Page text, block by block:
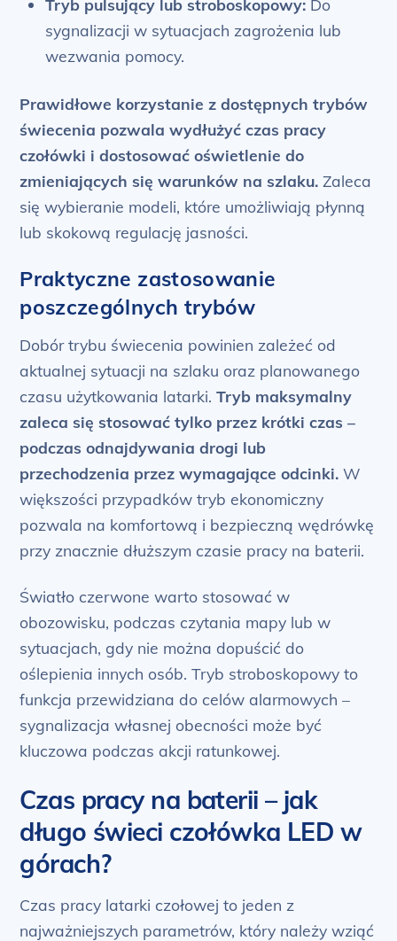
Tryb pulsujący lub stroboskopowy:Do
sygnalizacji w sytuacjach zagrożenia lub
wezwania pomocy.
Prawidłowe korzystanie z dostępnych trybów
świecenia pozwala wydłużyć czas pracy
czołówki i dostosować oświetlenie do
zmieniających się warunków na szlaku. Zaleca
się wybieranie modeli, które umożliwiają płynną
lub skokową regulację jasności.
Praktyczne zastosowanie
poszczególnych trybów
Dobór trybu świecenia powinien zależeć od
aktualnej sytuacji na szlaku oraz planowanego
czasu użytkowania latarki.Tryb maksymalny
zaleca się stosować tylko przez krótki czas –
podczas odnajdywania drogi lub
przechodzenia przez wymagające odcinki. W
większości przypadków tryb ekonomiczny
pozwala na komfortową i bezpieczną wędrówkę
przy znacznie dłuższym czasie pracy na baterii.
Światło czerwone warto stosować w
obozowisku, podczas czytania mapy lub w
sytuacjach, gdy nie można dopuścić do
oślepienia innych osób. Tryb stroboskopowy to
funkcja przewidziana do celów alarmowych –
sygnalizacja własnej obecności może być
kluczowa podczas akcji ratunkowej.
Czas pracy na baterii – jak
długo świeci czołówka LED w
górach?
Czas pracy latarki czołowej to jeden z
najważniejszych parametrów, który należy wziąć